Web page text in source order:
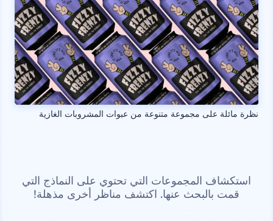
نظرة مائلة على مجموعة متنوعة من عبوات المشروبات الغازية
استكشاف المجموعات التي تحتوي على النماذج التي
قمت بالبحث عنها. اكتشف مناظر أخرى مذهلة!